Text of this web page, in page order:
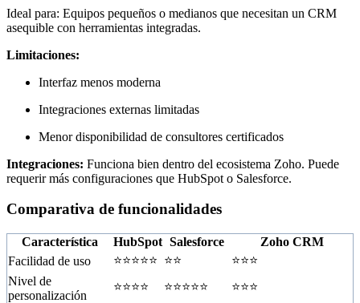
Ideal para: Equipos pequeños o medianos que necesitan un CRM
asequible con herramientas integradas.
Limitaciones:
Interfaz menos moderna
Integraciones externas limitadas
Menor disponibilidad de consultores certificados
Integraciones: Funciona bien dentro del ecosistema Zoho. Puede
requerir más configuraciones que HubSpot o Salesforce.
Comparativa de funcionalidades
Característica HubSpot Salesforce
Zoho CRM
Facilidad de uso
⭐⭐⭐⭐⭐ ⭐⭐
⭐⭐⭐
Nivel de
personalización
⭐⭐⭐⭐ ⭐⭐⭐⭐⭐ ⭐⭐⭐